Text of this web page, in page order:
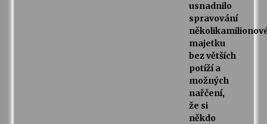
usnadnilo
spravování
majetku
bez větších
potíží a
možných
nařčení,
že si
někdo